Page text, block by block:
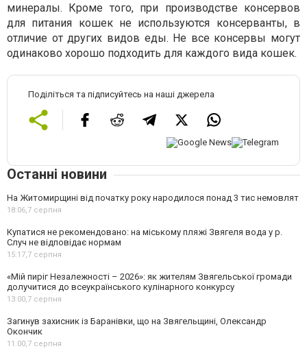
минералы. Кроме того, при производстве консервов
для питания кошек не используются консерванты, в
отличие от других видов еды. Не все консервы могут
одинаково хорошо подходить для каждого вида кошек.
Поділіться та підписуйтесь на наші джерела
Останні новини
На Житомирщині від початку року народилося понад 3 тис немовлят
18:06,7 серпня
Купатися не рекомендовано: на міському пляжі Звягеля вода у р.
Случ не відповідає нормам
15:17,7 серпня
«Мій пиріг Незалежності – 2026»: як жителям Звягельської громади
долучитися до всеукраїнського кулінарного конкурсу
13:00,7 серпня
Загинув захисник із Баранівки, що на Звягельщині, Олександр
Окончик
11:00,7 серпня